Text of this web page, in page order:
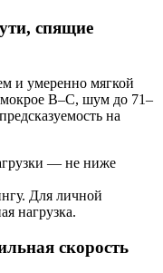
спящие
и умеренно мягкой
B–C, шум до 71–
на
— не ниже
Для личной
нагрузка.
скорость